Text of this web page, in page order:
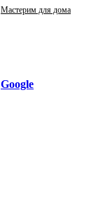
Мастерим для дома
Google